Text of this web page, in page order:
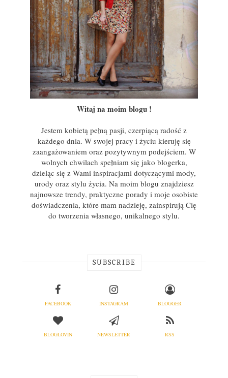
Witaj na moim blogu !
Jestem kobietą pełną pasji, czerpiącą radość z
każdego dnia. W swojej pracy i życiu kieruję się
zaangażowaniem oraz pozytywnym podejściem. W
wolnych chwilach spełniam się jako blogerka,
dzieląc się z Wami inspiracjami dotyczącymi mody,
urody oraz stylu życia. Na moim blogu znajdziesz
najnowsze trendy, praktyczne porady i moje osobiste
doświadczenia, które mam nadzieję, zainspirują Cię
do tworzenia własnego, unikalnego stylu.
SUBSCRIBE
FACEBOOK INSTAGRAM BLOGGER
BLOGLOVIN NEWSLETTER RSS